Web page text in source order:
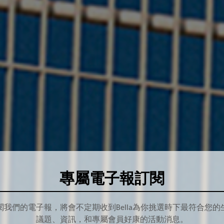
專屬電子報訂閱
我們的電子報，將會不定期收到Bella為你挑選時下最符合您的
議題、資訊，和專屬會員好康的活動消息。